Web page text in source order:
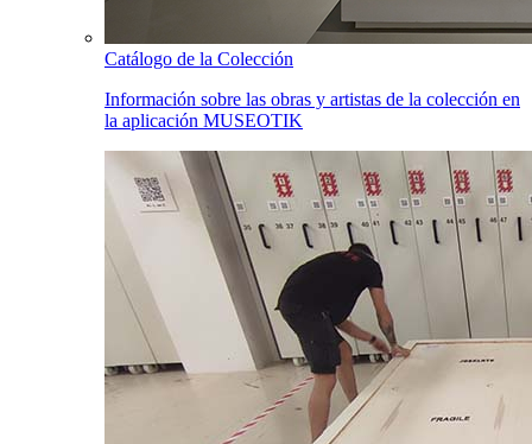
Catálogo de la Colección
Información sobre las obras y artistas de la colección en
la aplicación MUSEOTIK